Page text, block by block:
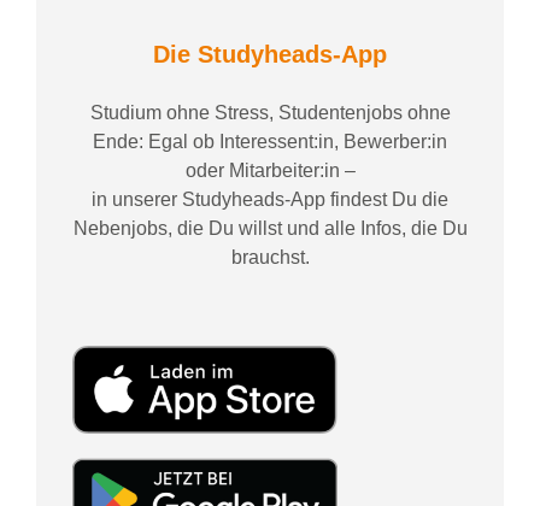
Die Studyheads-App
Studium ohne Stress, Studentenjobs ohne
Ende: Egal ob Interessent:in, Bewerber:in
oder Mitarbeiter:in –
in unserer Studyheads-App findest Du die
Nebenjobs, die Du willst und alle Infos, die Du
brauchst.